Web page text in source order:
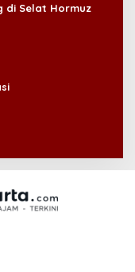
di Selat Hormuz